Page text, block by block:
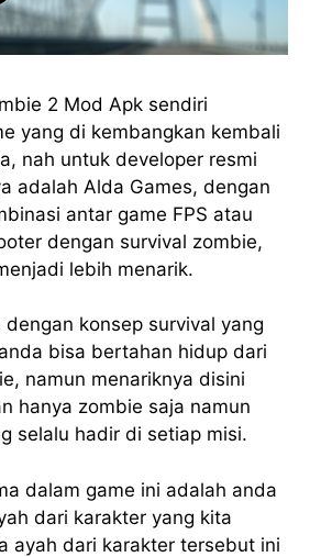
2 Mod Apk sendiri
yang di kembangkan kembali
nah untuk developer resmi
adalah Alda Games, dengan
antar game FPS atau
dengan survival zombie,
lebih menarik.
dengan konsep survival yang
bisa bertahan hidup dari
namun menariknya disini
hanya zombie saja namun
selalu hadir di setiap misi.
dalam game ini adalah anda
dari karakter yang kita
ayah dari karakter tersebut ini